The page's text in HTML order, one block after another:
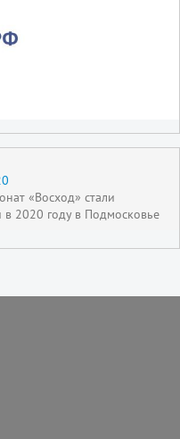
«Восход» стали
2020 году в Подмосковье